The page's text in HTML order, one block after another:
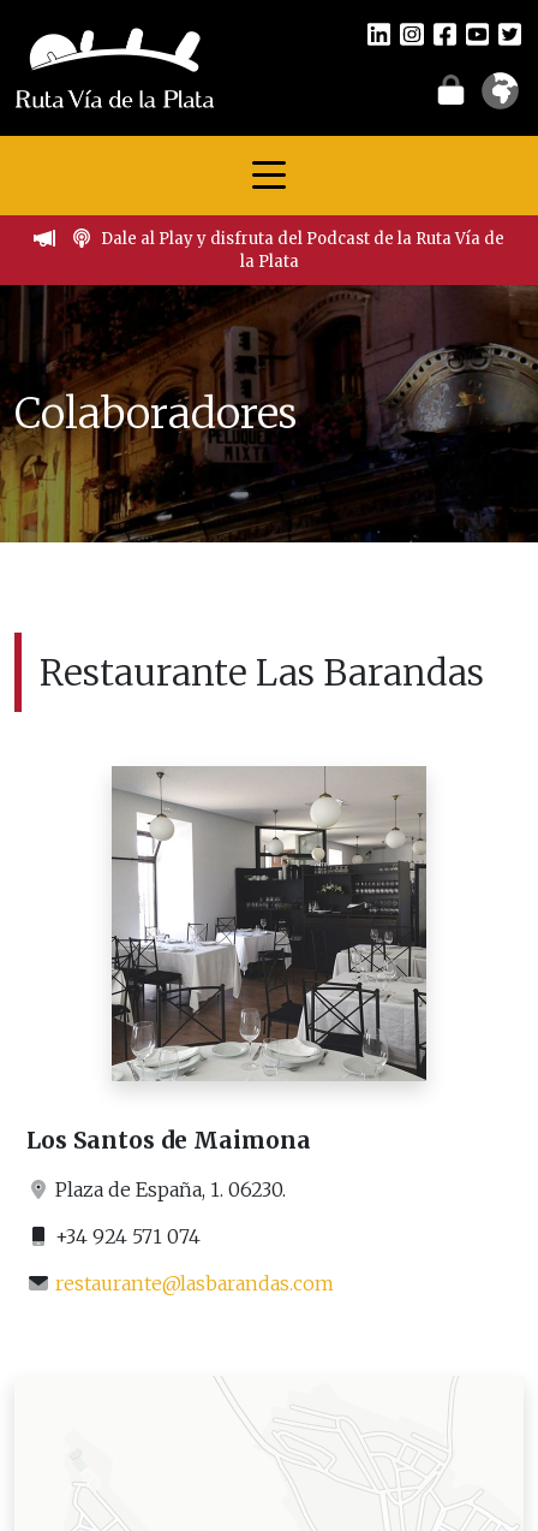
Dale al Play y disfruta del Podcast de la Ruta Vía de
la Plata
Colaboradores
Restaurante Las Barandas
Los Santos de Maimona
Plaza de España, 1. 06230.
+34 924 571 074
restaurante@lasbarandas.com